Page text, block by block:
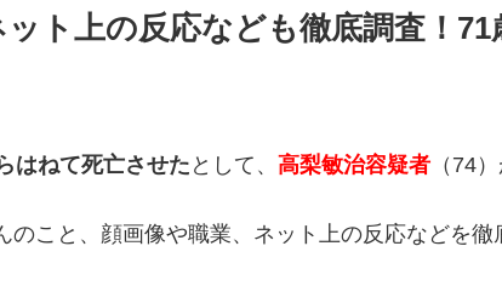
ト上の反応なども徹底調査！
はねて死亡させた として、 高梨敏治容疑者 （74
こと、顔画像や職業、ネット上の反応などを徹